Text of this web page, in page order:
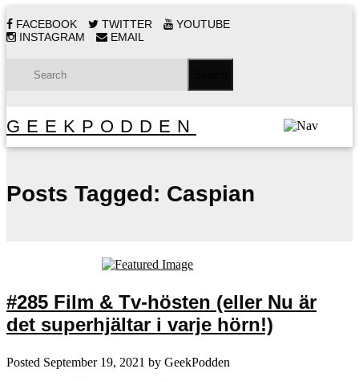
FACEBOOK TWITTER
YOUTUBE
INSTAGRAM
EMAIL
GEEKPODDEN
Posts Tagged: Caspian
#285 Film & Tv-hösten (eller Nu är
det superhjältar i varje hörn!)
Posted September 19, 2021 by GeekPodden